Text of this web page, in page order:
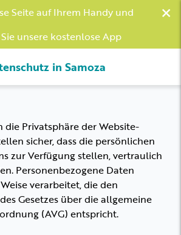
Seite auf Ihrem Handy und
unsere kostenlose App
×
in Samoza
die Privatsphäre der Website-
sicher, dass die persönlichen
zur Verfügung stellen, vertraulich
Personenbezogene Daten
verarbeitet, die den
Gesetzes über die allgemeine
(AVG) entspricht.